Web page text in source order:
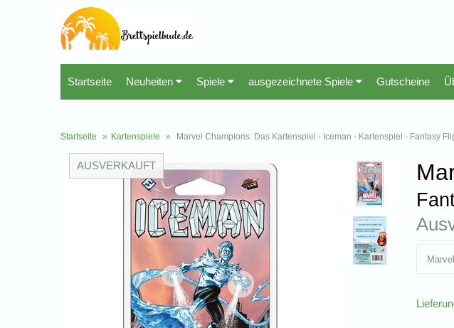
Startseite Neuheiten Spiele ausgezeichnete Spiele Gutscheine
Startseite » Kartenspiele » Marvel Champions: Das Kartenspiel - Iceman - Kartenspiel - Fantasy
AUSVERKAUFT